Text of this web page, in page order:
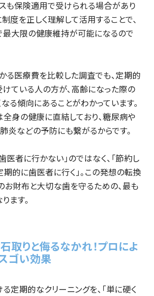
も保険適用で受けられる場合があり
制度を正しく理解して活用することで、
大限の健康維持が可能になるので
る医療費を比較した調査でも、定期的
ている人の方が、高齢になった際の
る傾向にあることがわかっています。
身の健康に直結しており、糖尿病や
炎などの予防にも繋がるからです。
医者に行かない」のではなく、「節約し
期的に歯医者に行く」。この発想の転換
お財布と大切な歯を守るための、最も
ます。
取りと侮るなかれ！プロによ
ゴい効果
定期的なクリーニングを、「単に硬く